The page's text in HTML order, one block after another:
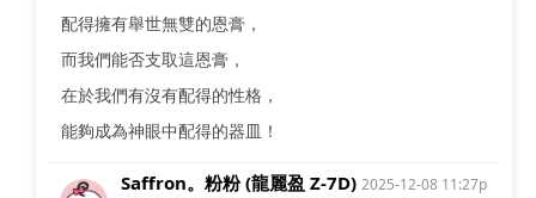
配得擁有舉世無雙的恩膏，
而我們能否支取這恩膏，
在於我們有沒有配得的性格，
能夠成為神眼中配得的器皿！
Saffron。粉粉 (龍麗盈 Z-7D) 2025-12-08 11:27p